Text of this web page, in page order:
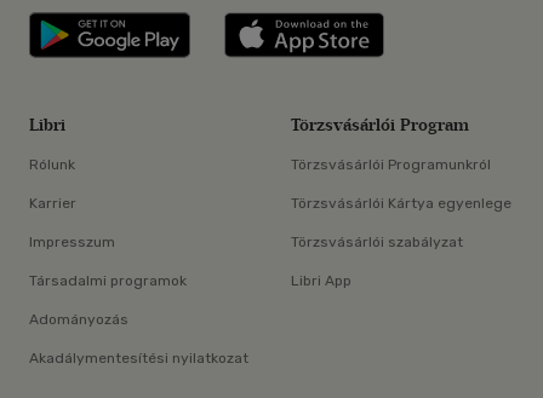
Libri applikáció Szerezd meg: Google
Libri
Rólunk
Karrier
Impresszum
Társadalmi programok
Adományozás
Akadálymentesítési nyilatkozat
Törzsvásárlói Program
Törzsvásárlói Programunkról
Törzsvásárlói Kártya egyenlege
Törzsvásárlói szabályzat
Libri App